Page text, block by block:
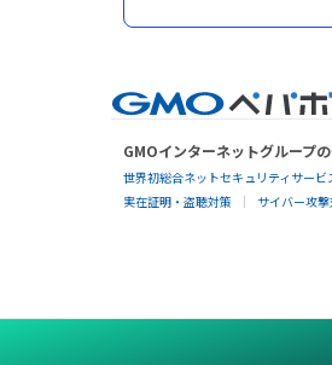
GMOインターネットグループ
世界初総合ネットセキュリティサービ
実在証明・盗聴対策
サイバー攻